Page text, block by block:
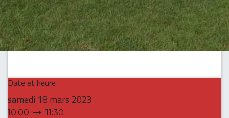
Date et heure
samedi 18 mars 2023
10:00 11:30